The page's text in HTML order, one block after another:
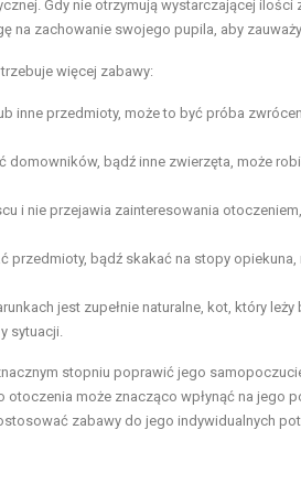
Gdy nie otrzymują wystarczającej
na zachowanie swojego pupila, aby
więcej zabawy:
inne przedmioty, może to być próba
bądź inne zwierzęta, może
i nie przejawia zainteresowania
przedmioty, bądź skakać na stopy
jest zupełnie naturalne, kot, który leży
sytuacji.
stopniu poprawić jego
może znacząco wpłynąć na jego
zabawy do jego indywidualnych